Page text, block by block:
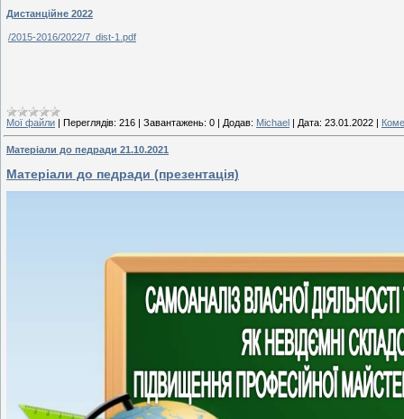
Дистанційне 2022
/2015-2016/2022/7_dist-1.pdf
Мої файли | Переглядів: 216 | Завантажень: 0 | Додав: Michael | Дата: 23.01.2022 |
Матеріали до педради 21.10.2021
Матеріали до педради (презентація)